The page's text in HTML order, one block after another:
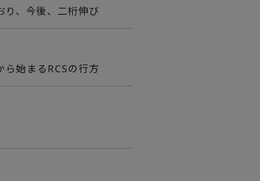
り、今後、二桁伸び
始まるRCSの行方